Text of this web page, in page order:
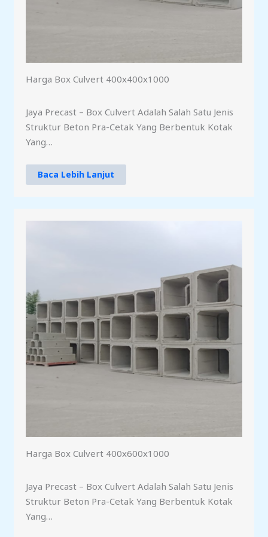
Harga Box Culvert 400x400x1000
Jaya Precast – Box Culvert Adalah Salah Satu Jenis
Struktur Beton Pra-Cetak Yang Berbentuk Kotak
Yang…
Baca Lebih Lanjut
Harga Box Culvert 400x600x1000
Jaya Precast – Box Culvert Adalah Salah Satu Jenis
Struktur Beton Pra-Cetak Yang Berbentuk Kotak
Yang…